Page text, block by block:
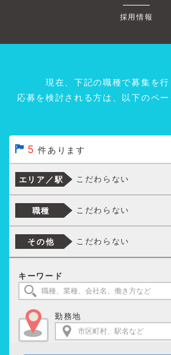
採用情報
現在、下記の職種で募集を行
応募を検討される方は、以下のペー
5 件あります
エリア／駅 こだわらない
職種 こだわらない
その他 こだわらない
キーワード
勤務地